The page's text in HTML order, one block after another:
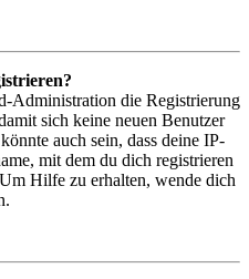
Administration die Registrierung
sich keine neuen Benutzer
auch sein, dass deine IP-
mit dem du dich registrieren
Hilfe zu erhalten, wende dich